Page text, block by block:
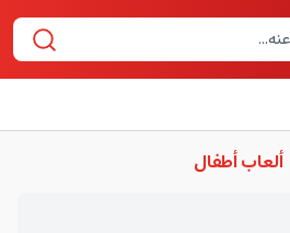
ألعاب أطفال